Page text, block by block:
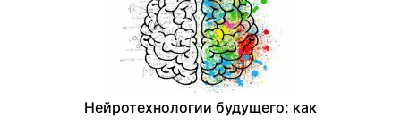
Нейротехнологии будущего: как